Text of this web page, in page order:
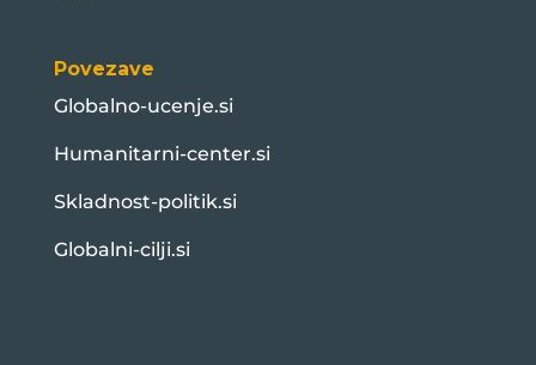
Povezave
Globalno-ucenje.si
Humanitarni-center.si
Skladnost-politik.si
Globalni-cilji.si